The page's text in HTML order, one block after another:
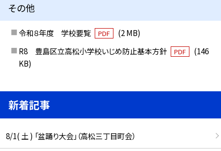
その他
令和８年度 学校要覧 PDF
(2 MB)
R8 豊島区立高松小学校いじめ防止基本方針
PDF
(146
KB)
新着記事
8/1( 土 ) 「盆踊り大会」（高松三丁目町会）